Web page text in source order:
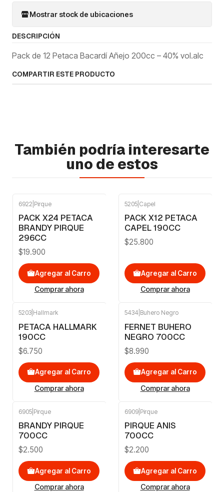
Mostrar stock de ubicaciones
DESCRIPCIÓN
Pack de 12 Petaca Bacardí Añejo 200cc – 40% vol.alc
COMPARTIR ESTE PRODUCTO
También podría interesarte
uno de estos
6922 Pirque
PACK X24 PETACA
BRANDY PIRQUE
296CC
$19.900
Agregar al Carro
Comprar ahora
5205 Capel
PACK X12 PETACA
CAPEL 190CC
$25.800
Agregar al Carro
Comprar ahora
5203 Hallmark
PETACA HALLMARK
190CC
$6.750
Agregar al Carro
Comprar ahora
5434 Buhero Negro
FERNET BUHERO
NEGRO 700CC
$8.990
Agregar al Carro
Comprar ahora
6905 Pirque
BRANDY PIRQUE
700CC
$2.500
Agregar al Carro
Comprar ahora
6909 Pirque
PIRQUE ANIS
700CC
$2.200
Agregar al Carro
Comprar ahora